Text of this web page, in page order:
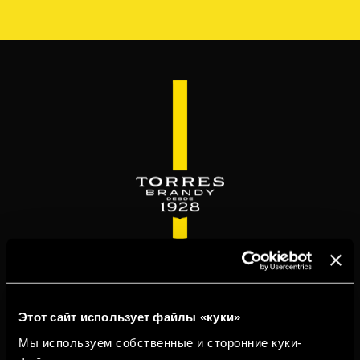
Этот сайт использует файлы «куки»
Мы используем собственные и сторонние куки-
WELCOME TO
TORRESBRANDY.COM